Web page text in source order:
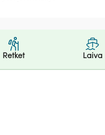
Retket Laiva